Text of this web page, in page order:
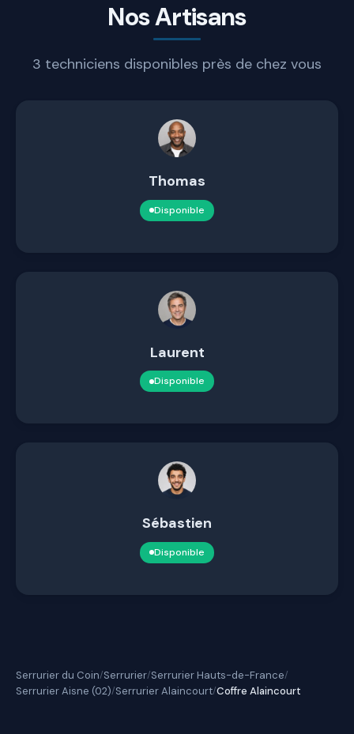
Nos Artisans
3 techniciens disponibles près de chez vous
Thomas
Disponible
Laurent
Disponible
Sébastien
Disponible
Serrurier du Coin/Serrurier/Serrurier Hauts-de-France/
Serrurier Aisne (02)/Serrurier Alaincourt/Coffre Alaincourt